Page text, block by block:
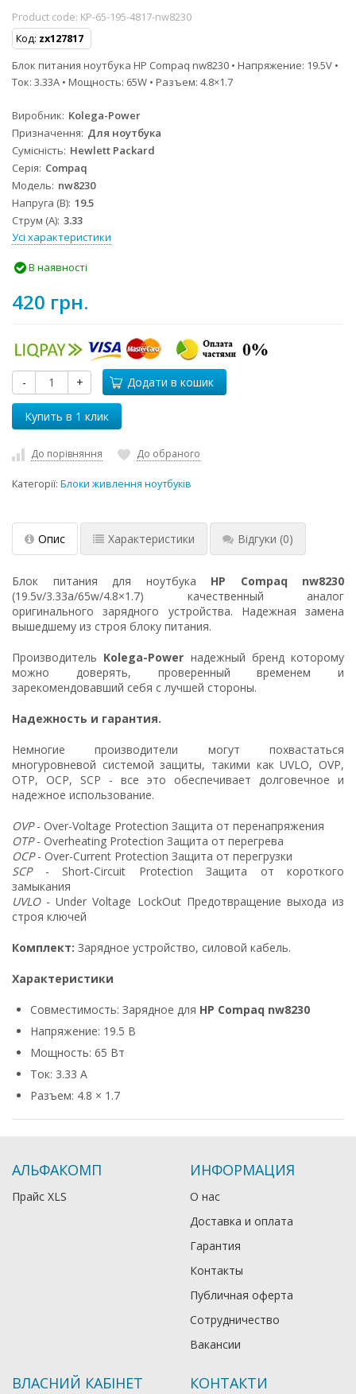
Product code: KP-65-195-4817-nw8230
Код: zx127817
Блок питания ноутбука HP Compaq nw8230 • Напряжение: 19.5V •
Ток: 3.33A • Мощность: 65W • Разъем: 4.8×1.7
Виробник Kolega-Power
Призначення Для ноутбука
Сумісність Hewlett Packard
Серія Compaq
Модель nw8230
Напруга (В) 19.5
Струм (А) 3.33
Усі характеристики
В наявності
420 грн.
- + Додати в кошик
До порівняння До обраного
Категорії: Блоки живлення ноутбуків
Опис Характеристики Відгуки (0)
Блок питания для ноутбука HP Compaq nw8230
(19.5v/3.33a/65w/4.8×1.7) качественный аналог
оригинального зарядного устройства. Надежная замена
вышедшему из строя блоку питания.
Производитель Kolega-Power надежный бренд которому
можно доверять, проверенный временем и
зарекомендовавший себя с лучшей стороны.
Надежность и гарантия.
Немногие производители могут похвастаться
многуровневой системой защиты, такими как UVLO, OVP,
OTP, OCP, SCP - все это обеспечивает долговечное и
надежное использование.
OVP- Over-Voltage Protection Защита от перенапряжения
OTP- Overheating Protection Защита от перегрева
OCP- Over-Current Protection Защита от перегрузки
SCP- Short-Circuit Protection Защита от короткого
замыкания
UVLO- Under Voltage LockOut Предотвращение выхода из
строя ключей
Комплект: Зарядное устройство, силовой кабель.
Характеристики
Совместимость: Зарядное для HP Compaq nw8230
Напряжение: 19.5 В
Мощность: 65 Вт
Ток: 3.33 А
Разъем: 4.8 × 1.7
АЛЬФАКОМП
Прайс XLS
ИНФОРМАЦИЯ
О нас
Доставка и оплата
Гарантия
Контакты
Публичная оферта
Сотрудничество
Вакансии
ВЛАСНИЙ КАБІНЕТ КОНТАКТИ